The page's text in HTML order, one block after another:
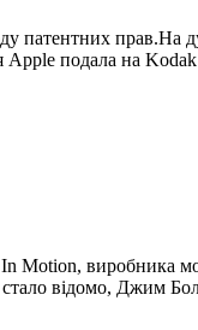
патентних прав.На
Apple подала на
Motion, виробника
відомо, Джим